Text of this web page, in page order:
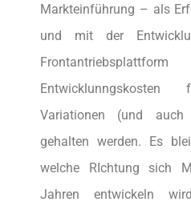
Markteinführung – als
und mit der
Variationen (und
gehalten werden. Es
welche RIchtung sich
Jahren entwickeln